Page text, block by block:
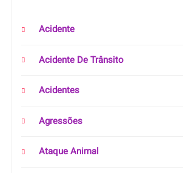
Acidente
Acidente De Trânsito
Acidentes
Agressões
Ataque Animal